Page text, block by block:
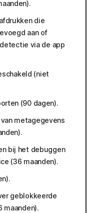
die
aan of
via de app
(niet
(90 dagen).
metagegevens
bij het debuggen
(36 maanden).
geblokkeerde
maanden).